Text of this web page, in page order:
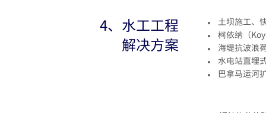
土坝施工、
柯依纳（
海堤抗波浪
水电站直埋
巴拿马运河
4、 水工工程
解决方案